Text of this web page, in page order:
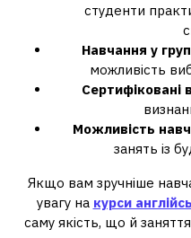
студенти
Навчання у
можливість
Сертифіковані
Можливість
занять із
Якщо вам зручніше
увагу на курси
саму якість, що й